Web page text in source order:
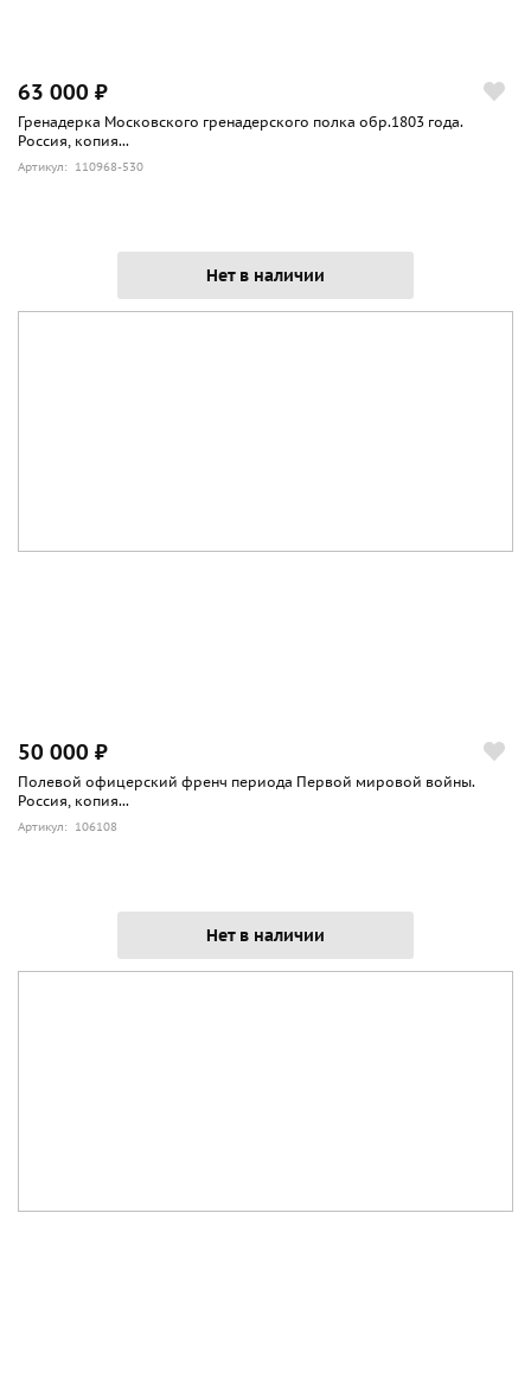
63 000 ₽
Гренадерка Московского гренадерского полка обр.1803 года.
Россия, копия...
Артикул: 110968-530
Нет в наличии
50 000 ₽
Полевой офицерский френч периода Первой мировой войны.
Россия, копия...
Артикул: 106108
Нет в наличии